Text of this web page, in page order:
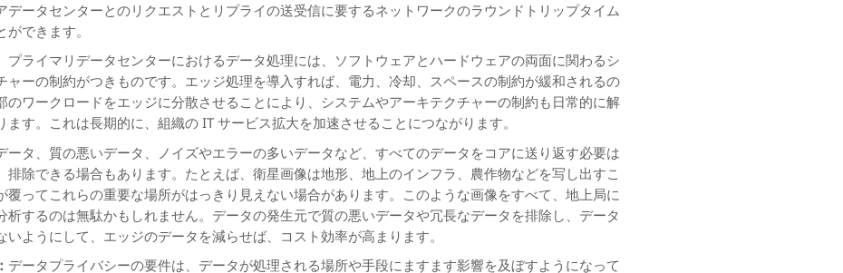
データセンターとのリクエストとリプライの送受信に要するネットワークのラウンドトリップタイム
できます。
プライマリデータセンターにおけるデータ処理には、ソフトウェアとハードウェアの両面に関わるシ
ャーの制約がつきものです。エッジ処理を導入すれば、電力、冷却、スペースの制約が緩和されるの
のワークロードをエッジに分散させることにより、システムやアーキテクチャーの制約も日常的に解
ます。これは長期的に、組織の IT サービス拡大を加速させることにつながります。
ータ、質の悪いデータ、ノイズやエラーの多いデータなど、すべてのデータをコアに送り返す必要は
排除できる場合もあります。たとえば、衛星画像は地形、地上のインフラ、農作物などを写し出すこ
覆ってこれらの重要な場所がはっきり見えない場合があります。このような画像をすべて、地上局に
析するのは無駄かもしれません。データの発生元で質の悪いデータや冗長なデータを排除し、データ
いようにして、エッジのデータを減らせば、コスト効率が高まります。
データプライバシーの要件は、データが処理される場所や手段にますます影響を及ぼすようになって